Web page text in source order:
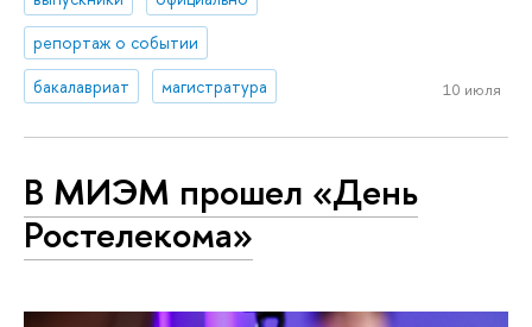
репортаж о событии
бакалавриат
магистратура 10 июля
В МИЭМ прошел «День
Ростелекома»